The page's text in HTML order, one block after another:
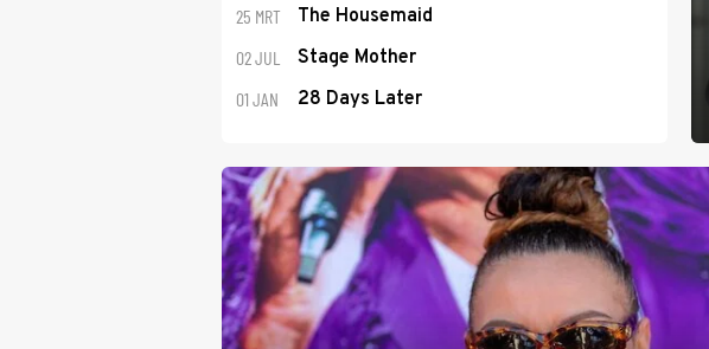
25 MRT The Housemaid
02 JUL Stage Mother
01 JAN 28 Days Later